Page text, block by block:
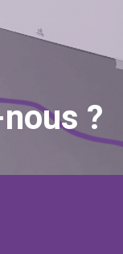
?